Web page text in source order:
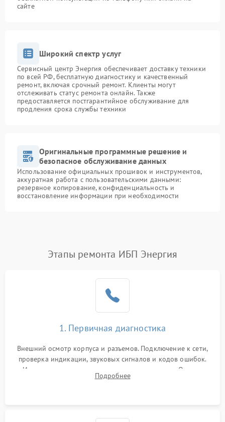
сайте
Широкий спектр услуг
Сервисный центр Энергия обеспечивает доставку техники
по всей РФ, бесплатную диагностику и качественный
ремонт, включая срочный ремонт. Клиенты могут
отслеживать статус ремонта онлайн. Также
предоставляется постгарантийное обслуживание для
продления срока службы техники
Оригинальные программные решение и
безопасное обслуживание данных
Использование официальных прошивок и инструментов,
аккуратная работа с пользовательскими данными:
резервное копирование, конфиденциальность и
восстановление информации при необходимости
Этапы ремонта ИБП Энергия
1. Первичная диагностика
Внешний осмотр корпуса и разъемов. Подключение к сети,
проверка индикации, звуковых сигналов и кодов ошибок.
Измерение входного и выходного напряжения. Оценка
реакции ИБП на отключение основного питания без
Подробнее